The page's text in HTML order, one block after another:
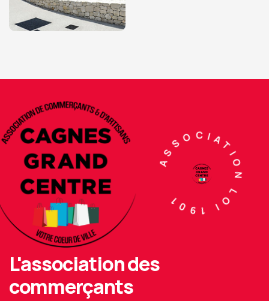
ASSOCIATION LOI 1901
L'association des
commerçants